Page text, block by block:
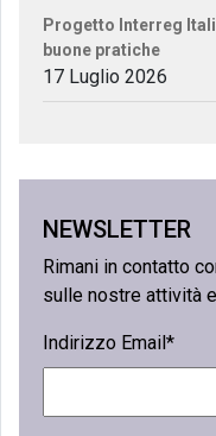
Progetto Interreg
buone pratiche
17 Luglio 2026
NEWSLETTER
Rimani in contatto
sulle nostre attività
Indirizzo Email*